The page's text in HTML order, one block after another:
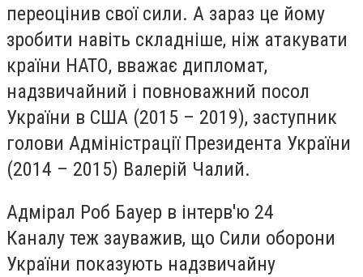
переоцінив свої сили. А зараз це йому
зробити навіть складніше, ніж атакувати
країни НАТО, вважає дипломат,
надзвичайний і повноважний посол
України в США (2015 – 2019), заступник
голови Адміністрації Президента України
(2014 – 2015) Валерій Чалий.
Адмірал Роб Бауер в інтерв'ю 24
Каналу теж зауважив, що Сили оборони
України показують надзвичайну